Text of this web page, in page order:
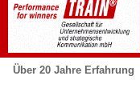
Über 20 Jahre Erfahrung